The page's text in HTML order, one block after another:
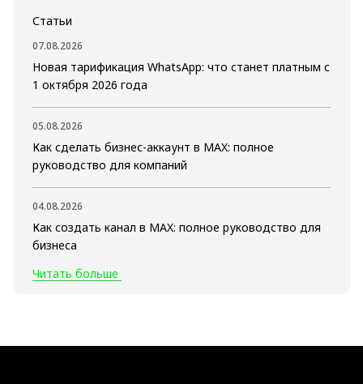
Статьи
07.08.2026
Новая тарификация WhatsApp: что станет платным с
1 октября 2026 года
05.08.2026
Как сделать бизнес-аккаунт в MAX: полное
руководство для компаний
04.08.2026
Как создать канал в MAX: полное руководство для
бизнеса
Читать больше